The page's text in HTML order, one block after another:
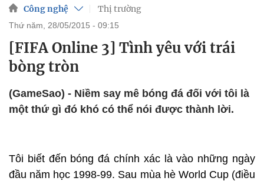
Công nghệ Thị trường
thứ năm, 28/05/2015 - 09:15
[FIFA Online 3] Tình yêu với trái
bòng tròn
(GameSao) - Niềm say mê bóng đá đối với tôi là
một thứ gì đó khó có thể nói được thành lời.
Tôi biết đến bóng đá chính xác là vào những ngày
đầu năm học 1998-99. Sau mùa hè World Cup (điều